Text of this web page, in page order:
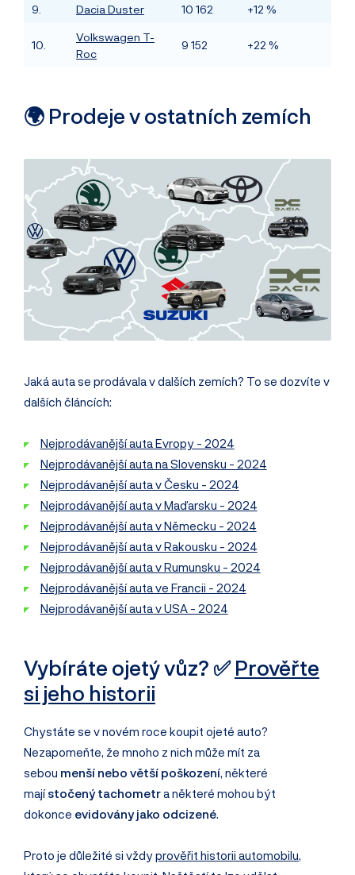
9. Dacia Duster 10 162 +12 %
10.
Volkswagen T-
Roc
9 152 +22 %
🌍 Prodeje v ostatních zemích
Jaká auta se prodávala v dalších zemích? To se dozvíte v
dalších článcích:
Nejprodávanější auta Evropy - 2024
Nejprodávanější auta na Slovensku - 2024
Nejprodávanější auta v Česku - 2024
Nejprodávanější auta v Maďarsku - 2024
Nejprodávanější auta v Německu - 2024
Nejprodávanější auta v Rakousku - 2024
Nejprodávanější auta v Rumunsku - 2024
Nejprodávanější auta ve Francii - 2024
Nejprodávanější auta v USA - 2024
Vybíráte ojetý vůz? ✅Prověřte
si jeho historii
Chystáte se v novém roce koupit ojeté auto?
Nezapomeňte, že mnoho z nich může mít za
sebou menší nebo větší poškození, některé
majístočený tachometra některé mohou být
dokonce evidovány jako odcizené.
Proto je důležité si vždyprověřit historii automobilu,